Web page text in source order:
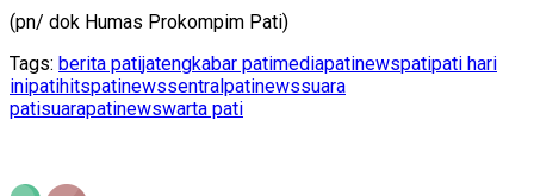
(pn/ dok Humas Prokompim Pati)
Tags: berita patijatengkabar patimediapatinewspatipati hari
inipatihitspatinewssentralpatinewssuara
patisuarapatinewswarta pati